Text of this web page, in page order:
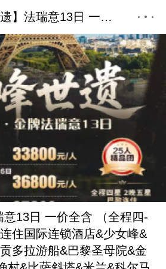
【巅峰世遗】法瑞意13日 一价全含 （全程四-五星级酒店&巴黎连住国际连锁酒店&少女峰& 双宫含人工讲解&贡多拉游船&巴黎圣母院&金色山口一等座 五渔村&比萨斜塔&米兰&科尔马&奥莱&六大美食，不同团期行程略有调整，需二次确认）
意13日 一价全含 （全程四-
住国际连锁酒店&少女峰&
多拉游船&巴黎圣母院&金